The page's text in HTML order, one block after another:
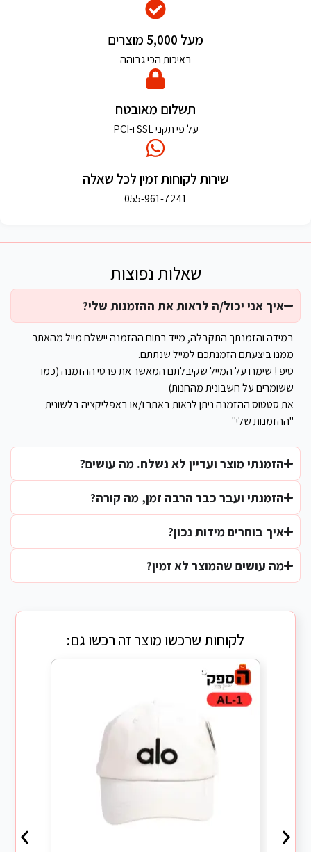
איך אני יכול/ה לראות את ההזמנות שלי?
במידה והזמנתך התקבלה, מייד בתום ההזמנה יישלח מייל מהאתר
ממנו ביצעתם הזמנתכם למייל שנתתם.
טיפ ! שימרו על המייל שקיבלתם המאשר את פרטי ההזמנה (כמו
ששומרים על חשבונית מהחנות)
את סטטוס ההזמנה ניתן לראות באתר ו/או באפליקציה בלשונית
"ההזמנות שלי"
הזמנתי מוצר ועדיין לא נשלח. מה עושים?
הזמנתי ועבר כבר הרבה זמן, מה קורה?
איך בוחרים מידות נכון?
מה עושים שהמוצר לא זמין?
שאלות נפוצות
מעל 5,000 מוצרים
באיכות הכי גבוהה
תשלום מאובטח
על פי תקני SSL ו-PCI
שירות לקוחות זמין לכל שאלה
055-961-7241
לקוחות שרכשו מוצר זה רכשו גם: